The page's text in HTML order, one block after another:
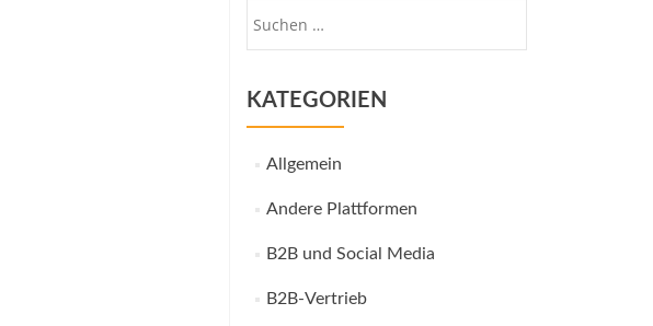
KATEGORIEN
Allgemein
Andere Plattformen
B2B und Social Media
B2B-Vertrieb